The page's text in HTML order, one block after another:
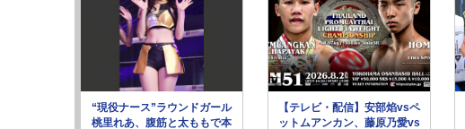
“現役ナース”ラウンドガール
桃里れあ、腹筋と太ももで本
【テレビ・配信】安部焰vsペ
ットムアンカン、藤原乃愛vs